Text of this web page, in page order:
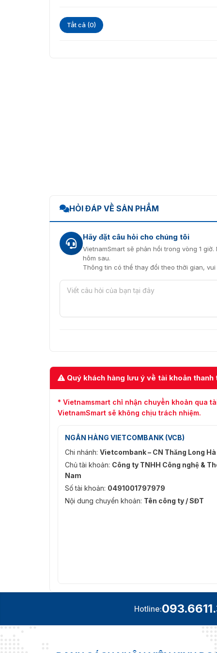
Tất cả (0)
HỎI ĐÁP VỀ SẢN PHẨM
Hãy đặt câu hỏi cho chúng tôi
VietnamSmart sẽ phản hồi trong vòng 1
hôm sau.
Thông tin có thể thay đổi theo thời gian,
Quý khách hàng lưu ý về tài khoản thanh
* Vietnamsmart chỉ nhận chuyển khoản qua
VietnamSmart sẽ không chịu trách nhiệm.
NGÂN HÀNG VIETCOMBANK (VCB)
Chi nhánh: Vietcombank – CN Thăng Long Hà
Chủ tài khoản: Công ty TNHH Công nghệ &
Nam
Số tài khoản: 0491001797979
Nội dung chuyển khoản: Tên công ty / SĐT
Hotline: